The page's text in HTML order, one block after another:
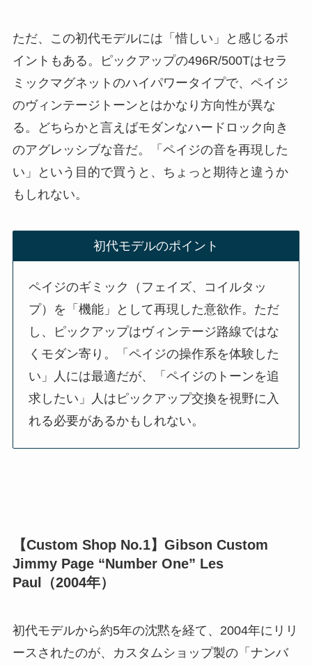
ただ、この初代モデルには「惜しい」と感じるポ
イントもある。ピックアップの496R/500Tはセラ
ミックマグネットのハイパワータイプで、ペイジ
のヴィンテージトーンとはかなり方向性が異な
る。どちらかと言えばモダンなハードロック向き
のアグレッシブな音だ。「ペイジの音を再現した
い」という目的で買うと、ちょっと期待と違うか
もしれない。
初代モデルのポイント
ペイジのギミック（フェイズ、コイルタッ
プ）を「機能」として再現した意欲作。ただ
し、ピックアップはヴィンテージ路線ではな
くモダン寄り。「ペイジの操作系を体験した
い」人には最適だが、「ペイジのトーンを追
求したい」人はピックアップ交換を視野に入
れる必要があるかもしれない。
【Custom Shop No.1】Gibson Custom
Jimmy Page “Number One” Les
Paul（2004年）
初代モデルから約5年の沈黙を経て、2004年にリリ
ースされたのが、カスタムショップ製の「ナンバ